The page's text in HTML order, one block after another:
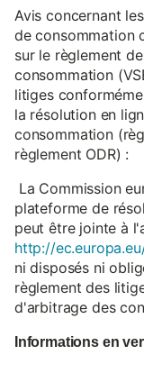
Avis concernant
de consommation
sur le règlement
consommation
litiges
la résolution en
consommation
règlement ODR) :
La Commission
plateforme de
peut être jointe à
http://
ni disposés ni
règlement des
d'arbitrage des
Informations en